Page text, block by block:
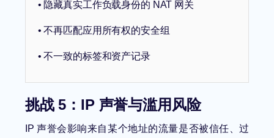
• 隐藏真实工作负载身份的 NAT 网关
• 不再匹配应用所有权的安全组
• 不一致的标签和资产记录
挑战 5：IP 声誉与滥用风险
IP 声誉会影响来自某个地址的流量是否被信任、过